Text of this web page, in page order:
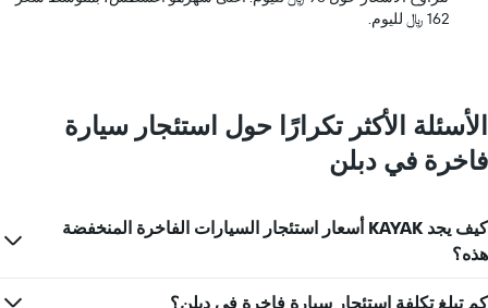
محور
سعر
لسيارة
إيجار
في
المحددة
162 ﷼ لليوم.
الأسئلة الأكثر تكرارًا حول استئجار سيارة
فاخرة في دبلن
كيف يجد KAYAK أسعار استئجار السيارات الفاخرة المنخفضة
هذه؟
كم تبلغ تكلفة استئجار سيارة فاخرة في دبلن؟